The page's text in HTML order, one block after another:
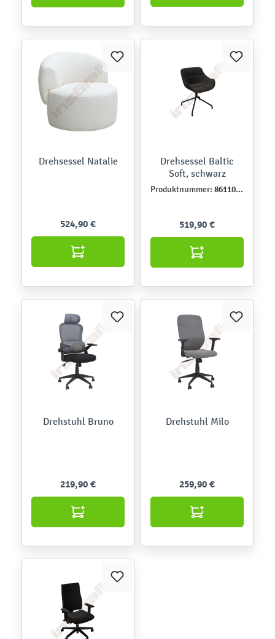
Drehsessel Natalie
524,90 €
Drehsessel Baltic
Soft, schwarz
Produktnummer: 861108-1
519,90 €
Drehstuhl Bruno
219,90 €
Drehstuhl Milo
259,90 €